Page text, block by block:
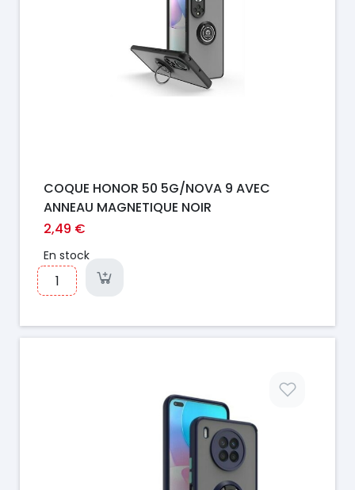
COQUE HONOR 50 5G/NOVA 9 AVEC
ANNEAU MAGNETIQUE NOIR
2,49 €
En stock